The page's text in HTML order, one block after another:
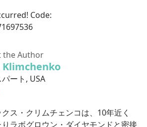
Code:
the Author
Klimchenko
ート , USA
ス・クリムチェンコは、10年近く
りラボグロウン・ダイヤモンドと密接